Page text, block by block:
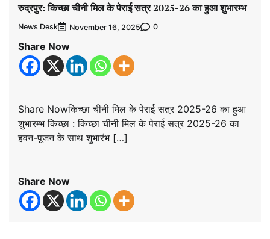
रुद्रपुर: किच्छा चीनी मिल के पेराई सत्र 2025-26 का हुआ शुभारम्भ
News Desk November 16, 2025 0
Share Now
Share Nowकिच्छा चीनी मिल के पेराई सत्र 2025-26 का हुआ
शुभारम्भ किच्छा : किच्छा चीनी मिल के पेराई सत्र 2025-26 का
हवन-पूजन के साथ शुभारंभ […]
Share Now